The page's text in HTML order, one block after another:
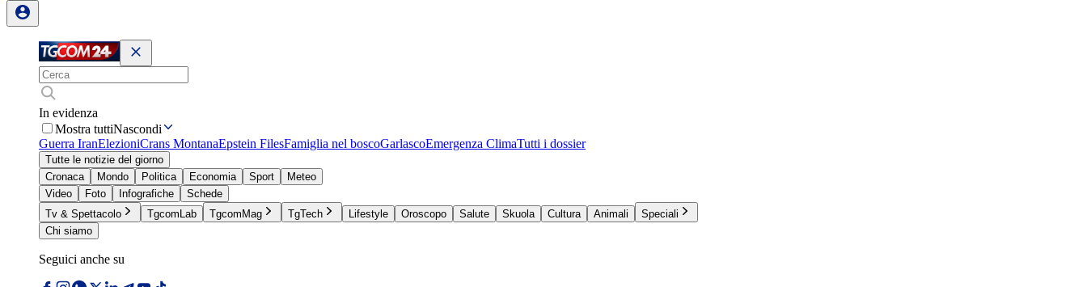
In evidenza
Mostra tuttiNascondi
Guerra IranElezioniCrans MontanaEpstein FilesFamiglia nel boscoGarlascoEmergenza ClimaTutti i dossier
Tutte le notizie del giorno
Cronaca
Mondo Politica Economia Sport
Meteo
Video
Foto Infografiche
Schede
Tv & Spettacolo
TgcomLab TgcomMag TgTech Lifestyle Oroscopo Salute Skuola Cultura Animali
Speciali
Chi siamo
Seguici anche su